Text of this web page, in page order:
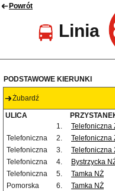
Powrót
Linia
PODSTAWOWE KIERUNKI
Żubardź
ULICA
1.
Telefoniczna
Telefoniczna
2. Telefoniczna
Telefoniczna
3. Telefoniczna
Telefoniczna
4. Bystrzycka
Telefoniczna
5. Tamka NŻ
Pomorska
6. Tamka NŻ